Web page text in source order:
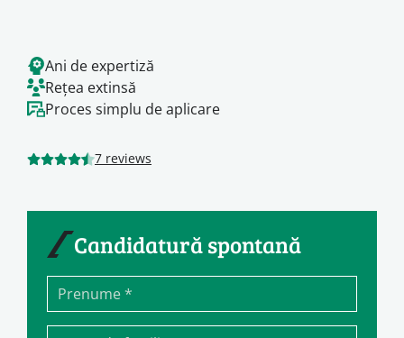
Candidatură spontană
Ani de expertiză
Rețea extinsă
Proces simplu de aplicare
7 reviews